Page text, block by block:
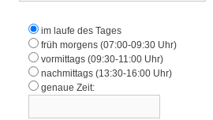
im laufe des Tages
früh morgens (07:00-09:30 Uhr)
vormittags (09:30-11:00 Uhr)
nachmittags (13:30-16:00 Uhr)
genaue Zeit: